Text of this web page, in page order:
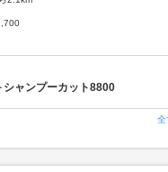
ャンプーカット8800
全